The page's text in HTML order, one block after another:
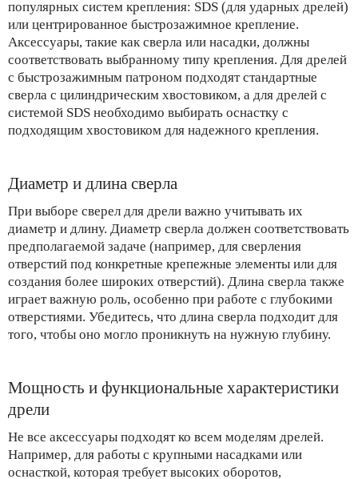
популярных систем крепления: SDS (для ударных дрелей)
или центрированное быстрозажимное крепление.
Аксессуары, такие как сверла или насадки, должны
соответствовать выбранному типу крепления. Для дрелей
с быстрозажимным патроном подходят стандартные
сверла с цилиндрическим хвостовиком, а для дрелей с
системой SDS необходимо выбирать оснастку с
подходящим хвостовиком для надежного крепления.
Диаметр и длина сверла
При выборе сверел для дрели важно учитывать их
диаметр и длину. Диаметр сверла должен соответствовать
предполагаемой задаче (например, для сверления
отверстий под конкретные крепежные элементы или для
создания более широких отверстий). Длина сверла также
играет важную роль, особенно при работе с глубокими
отверстиями. Убедитесь, что длина сверла подходит для
того, чтобы оно могло проникнуть на нужную глубину.
Мощность и функциональные характеристики
дрели
Не все аксессуары подходят ко всем моделям дрелей.
Например, для работы с крупными насадками или
оснасткой, которая требует высоких оборотов,